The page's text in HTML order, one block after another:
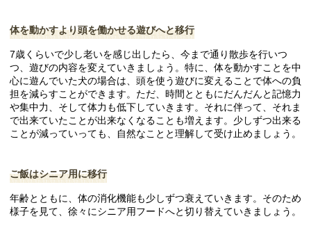
体を動かすより頭を働かせる遊びへと移行
7歳くらいで少し老いを感じ出したら、今まで通り散歩を行いつ
つ、遊びの内容を変えていきましょう。特に、体を動かすことを中
心に遊んでいた犬の場合は、頭を使う遊びに変えることで体への負
担を減らすことができます。ただ、時間とともにだんだんと記憶力
や集中力、そして体力も低下していきます。それに伴って、それま
で出来ていたことが出来なくなることも増えます。少しずつ出来る
ことが減っていっても、自然なことと理解して受け止めましょう。
ご飯はシニア用に移行
年齢とともに、体の消化機能も少しずつ衰えていきます。そのため
様子を見て、徐々にシニア用フードへと切り替えていきましょう。